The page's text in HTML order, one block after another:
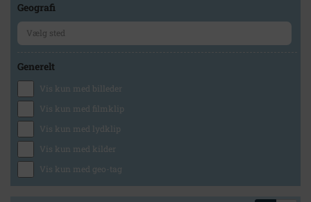
Geografi
Generelt
Vis kun med billeder
Vis kun med filmklip
Vis kun med lydklip
Vis kun med kilder
Vis kun med geo-tag